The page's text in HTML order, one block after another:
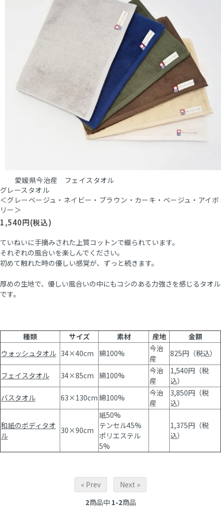
愛媛県今治産 フェイスタオル
グレースタオル
＜グレーベージュ・ネイビー・ブラウン・カーキ・ベージュ・アイボ
リー＞
1,540円(税込)
ていねいに手摘みされた上質コットンで織られています。
それぞれの風合いを楽しんでください。
初めて触れた時の優しい感覚が、ずっと続きます。
厚めの生地で、優しい風合いの中にもコシのある力強さを感じるタオル
です。
種類 サイズ 素材 産地
金額
ウォッシュタオル 34×40cm 綿100%
今治
産
825円（税込）
フェイスタオル 34×85cm 綿100%
今治
産
1,540円（税
込）
バスタオル
63×130cm 綿100%
今治
産
3,850円（税
込）
和紙のボディタオ
ル
30×90cm
紙50%
テンセル45%
ポリエステル
5%
1,375円（税
込）
« Prev
Next »
2商品中 1-2商品